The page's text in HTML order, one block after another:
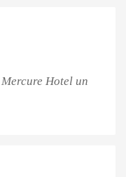
Hotel un